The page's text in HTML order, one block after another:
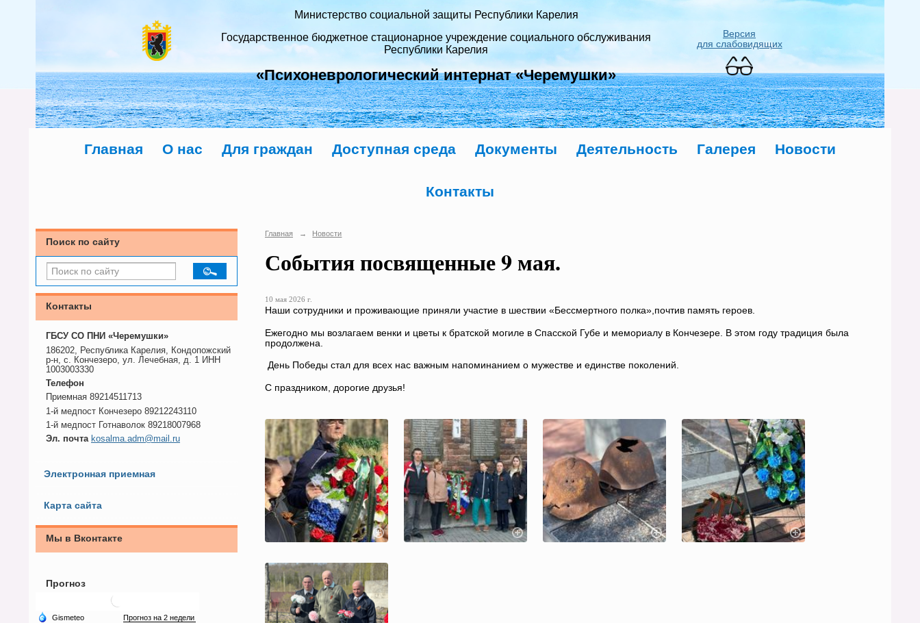
Министерство социальной защиты Республики Карелия
Государственное бюджетное стационарное учреждение социального обслуживания
Республики Карелия
«Психоневрологический интернат «Черемушки»
Версия
для слабовидящих
Главная О нас Для граждан Доступная среда Документы Деятельность Галерея Новости
Контакты
Поиск по сайту
Контакты
ГБСУ СО ПНИ «Черемушки»
186202, Республика Карелия, Кондопожский
р-н, с. Кончезеро, ул. Лечебная, д. 1 ИНН
1003003330
Телефон
Приемная 89214511713
1-й медпост Кончезеро 89212243110
1-й медпост Готнаволок 89218007968
Эл. почта kosalma.adm@mail.ru
Электронная приемная
Карта сайта
Мы в Вконтакте
Прогноз
Главная → Новости
События посвященные 9 мая.
10 мая 2026 г.
Наши сотрудники и проживающие приняли участие в шествии «Бессмертного полка»,почтив память героев.
Ежегодно мы возлагаем венки и цветы к братской могиле в Спасской Губе и мемориалу в Кончезере. В этом году традиция была
продолжена.
День Победы стал для всех нас важным напоминанием о мужестве и единстве поколений.
С праздником, дорогие друзья!